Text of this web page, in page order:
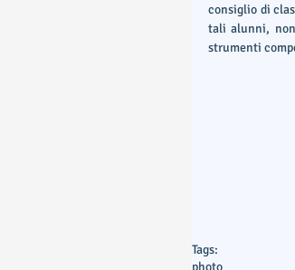
consiglio di
tali alunni, non
strumenti
Tags:
photo